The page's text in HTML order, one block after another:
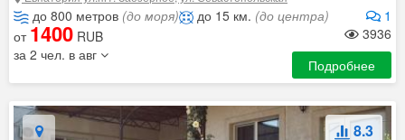
до 800 метров (до моря) 1
до 15 км. (до центра)
3936
от 1400 RUB
за 2 чел. в авг
Подробнее
8.3